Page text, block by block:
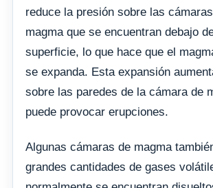
reduce la presión sobre las
magma que se encuentran debajo
superficie, lo que hace que el
se expanda. Esta expansión
sobre las paredes de la cámara de
puede provocar erupciones.
Algunas cámaras de magma
grandes cantidades de gases